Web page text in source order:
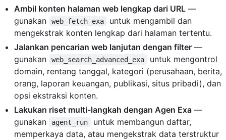
Ambil konten halaman web lengkap dari URL —
gunakan
web_fetch_exa
untuk mengambil dan
mengekstrak konten lengkap dari halaman tertentu.
Jalankan pencarian web lanjutan dengan filter —
gunakan
web_search_advanced_exa
untuk mengontrol
domain, rentang tanggal, kategori (perusahaan, berita,
orang, laporan keuangan, publikasi, situs pribadi), dan
opsi ekstraksi konten.
Lakukan riset multi-langkah dengan Agen Exa —
gunakan
agent_run
untuk membangun daftar,
memperkaya data, atau mengekstrak data terstruktur